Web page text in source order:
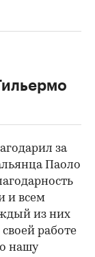
за
Паоло
и всем
из них
работе
нашу